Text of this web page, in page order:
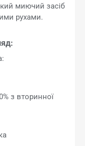
миючий засіб
рухами.
з вторинної